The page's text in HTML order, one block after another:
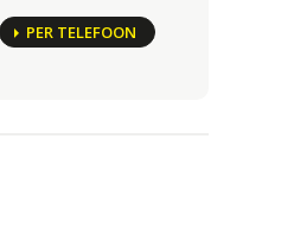
PER TELEFOON